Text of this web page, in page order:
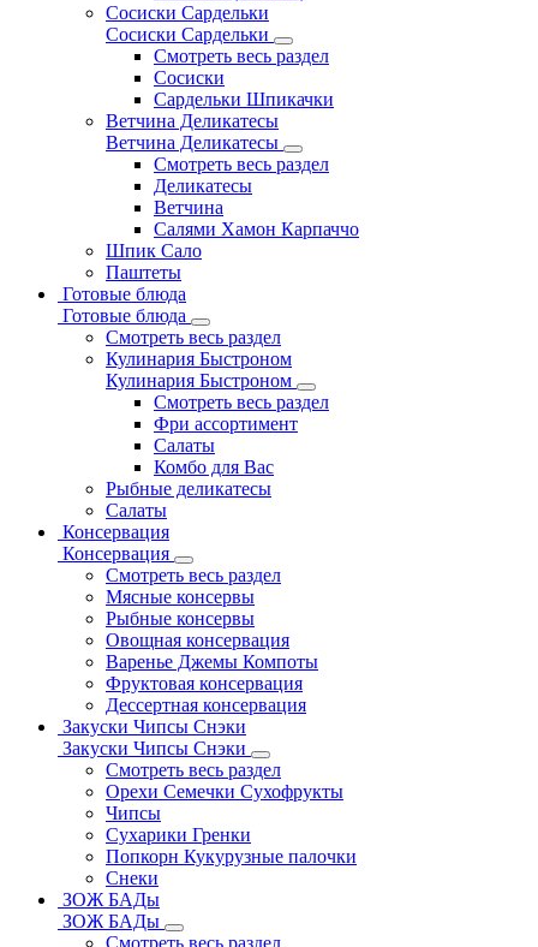
Сосиски Сардельки
Сосиски Сардельки
Смотреть весь раздел
Сосиски
Сардельки Шпикачки
Ветчина Деликатесы
Ветчина Деликатесы
Смотреть весь раздел
Деликатесы
Ветчина
Салями Хамон Карпаччо
Шпик Сало
Паштеты
Готовые блюда
Готовые блюда
Смотреть весь раздел
Кулинария Быстроном
Кулинария Быстроном
Смотреть весь раздел
Фри ассортимент
Салаты
Комбо для Вас
Рыбные деликатесы
Салаты
Консервация
Консервация
Смотреть весь раздел
Мясные консервы
Рыбные консервы
Овощная консервация
Варенье Джемы Компоты
Фруктовая консервация
Дессертная консервация
Закуски Чипсы Снэки
Закуски Чипсы Снэки
Смотреть весь раздел
Орехи Семечки Сухофрукты
Чипсы
Сухарики Гренки
Попкорн Кукурузные палочки
Снеки
ЗОЖ БАДы
ЗОЖ БАДы
Смотреть весь раздел